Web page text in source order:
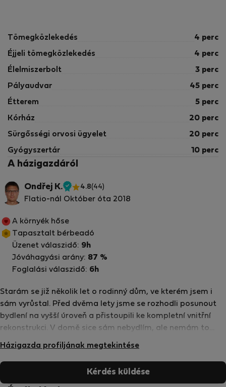
Tömegközlekedés 4 perc
Éjjeli tömegközlekedés 4 perc
Élelmiszerbolt 3 perc
Pályaudvar 45 perc
Étterem 5 perc
Kórház 20 perc
Sürgősségi orvosi ügyelet 20 perc
Gyógyszertár 10 perc
A házigazdáról
Ondřej K.
Ellenőrzött
4.8(44)
Flatio-nál Október óta 2018
Starám se již několik let o rodinný dům, ve kterém jsem i
sám vyrůstal. Před dvěma lety jsme se rozhodli posunout
bydlení na vyšší úroveň a přistoupili ke kompletní vnitřní
rekonstrukci. V domě sice sám nebydlím, ale nemám to
daleko, neváhejte se proto na mě obrátit, pokud budete
kterou snad znám velmi dobře. --- I have been taking care
of this family house for the past few years. Two years ago,
Házigazda profiljának megtekintése
A környék hőse
Tapasztalt bérbeadó
Üzenet válaszidő: 9h
Jóváhagyási arány: 87 %
Foglalási válaszidő: 6h
Kérdés küldése